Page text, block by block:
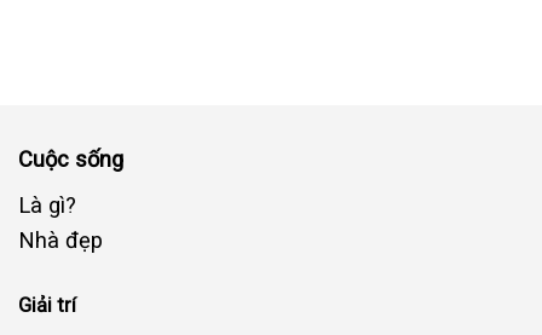
Cuộc sống
Là gì?
Nhà đẹp
Giải trí